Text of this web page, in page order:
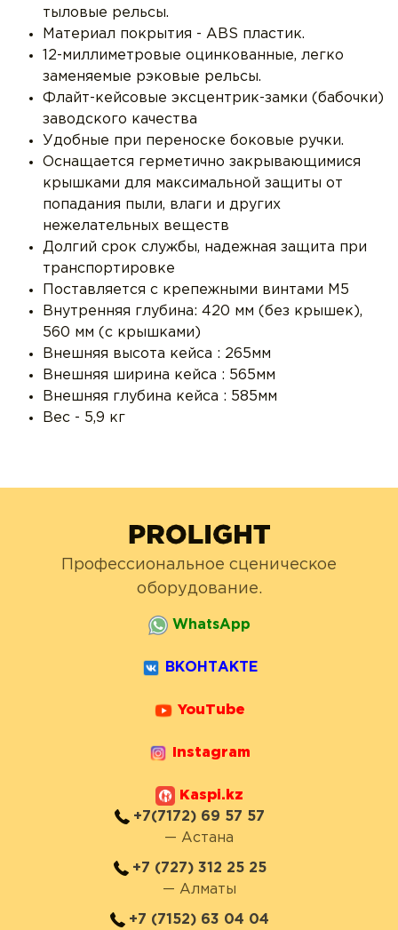
тыловые рельсы.
Материал покрытия - ABS пластик.
12-миллиметровые оцинкованные, легко
заменяемые рэковые рельсы.
Флайт-кейсовые эксцентрик-замки (бабочки)
заводского качества
Удобные при переноске боковые ручки.
Оснащается герметично закрывающимися
крышками для максимальной защиты от
попадания пыли, влаги и других
нежелательных веществ
Долгий срок службы, надежная защита при
транспортировке
Поставляется с крепежными винтами М5
Внутренняя глубина: 420 мм (без крышек),
560 мм (с крышками)
Внешняя высота кейса : 265мм
Внешняя ширина кейса : 565мм
Внешняя глубина кейса : 585мм
Вес - 5,9 кг
Профессиональное сценическое
оборудование.
WhatsApp
ВКОНТАКТЕ
YouTube
Instagram
Kaspi.kz
+7(7172) 69 57 57
— Астана
+7 (727) 312 25 25
— Алматы
+7 (7152) 63 04 04